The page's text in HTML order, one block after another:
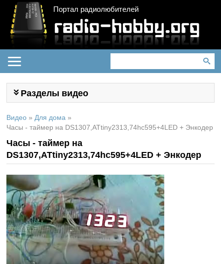
Портал радиолюбителей
Разделы видео
Видео » Для дома »
Часы - таймер на DS1307,ATtiny2313,74hc595+4LED + Энкодер
Часы - таймер на
DS1307,ATtiny2313,74hc595+4LED + Энкодер